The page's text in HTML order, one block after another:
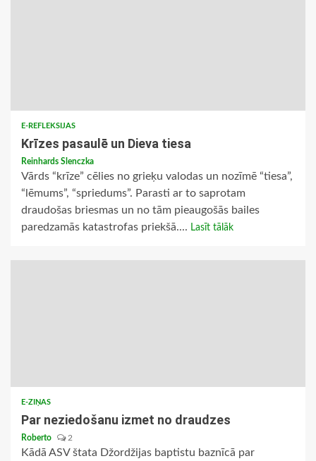
E-REFLEKSIJAS
Krīzes pasaulē un Dieva tiesa
Reinhards Slenczka
Vārds “krīze” cēlies no grieķu valodas un nozīmē “tiesa”,
“lēmums”, “spriedums”. Parasti ar to saprotam
draudošas briesmas un no tām pieaugošās bailes
paredzamās katastrofas priekšā.... Lasīt tālāk
E-ZIŅAS
Par neziedošanu izmet no draudzes
Roberto 2
Kādā ASV štata Džordžijas baptistu baznīcā par